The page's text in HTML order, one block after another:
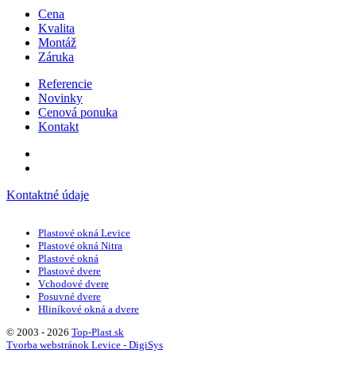
Cena
Kvalita
Montáž
Záruka
Referencie
Novinky
Cenová ponuka
Kontakt
Kontaktné údaje
Plastové okná Levice
Plastové okná Nitra
Plastové okná
Plastové dvere
Vchodové dvere
Posuvné dvere
Hliníkové okná a dvere
© 2003 - 2026 Top-Plast.sk
Tvorba webstránok Levice - DigiSys